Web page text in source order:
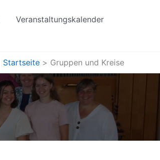
Veranstaltungskalender
Startseite Gruppen und Kreise